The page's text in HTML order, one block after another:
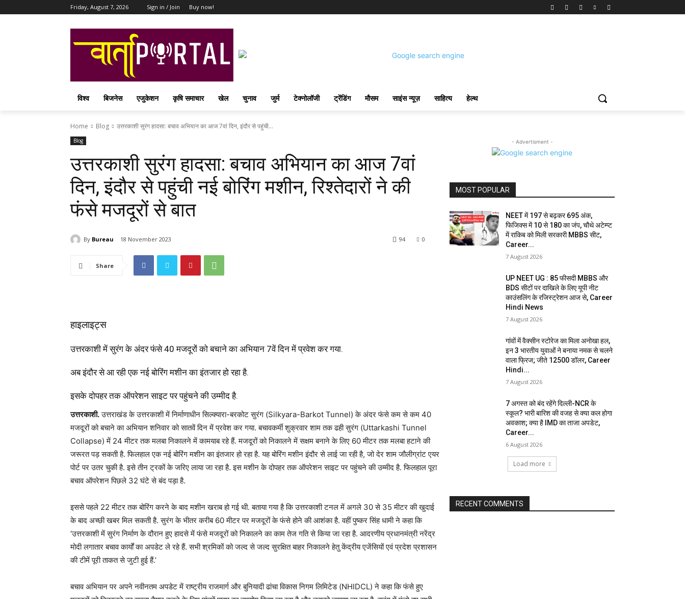
Friday, August 7, 2026 Sign in / Join Buy now!
विश्व बिजनेस एजुकेशन कृषि समाचार खेल चुनाव जुर्म टेक्नोलॉजी ट्रेंडिंग मौसम साइंस न्यूज़ साहित्य हेल्थ
Home Blog उत्तरकाशी सुरंग हादसा: बचाव अभियान का आज 7वां दिन, इंदौर से पहुंची...
Blog
उत्तरकाशी सुरंग हादसा: बचाव अभियान का आज 7वां
दिन, इंदौर से पहुंची नई बोरिंग मशीन, रिश्तेदारों ने की
फंसे मजदूरों से बात
By Bureau 18 November 2023 0
94
Share
हाइलाइट्स
उत्तरकाशी में सुरंग के अंदर फंसे 40 मजदूरों को बचाने का अभियान 7वें दिन में प्रवेश कर गया.
अब इंदौर से आ रही एक नई बोरिंग मशीन का इंतजार हो रहा है.
इसके दोपहर तक ऑपरेशन साइट पर पहुंचने की उम्मीद है.
उत्तरकाशी.उत्तराखंड के उत्तरकाशी में निर्माणाधीन सिल्क्यारा-बरकोट सुरंग (Silkyara-Barkot Tunnel) के अंदर फंसे कम से कम 40
मजदूरों को बचाने का अभियान शनिवार को सातवें दिन में प्रवेश कर गया. बचावकर्मी शुक्रवार शाम तक ढही सुरंग (Uttarkashi Tunnel
Collapse) में 24 मीटर तक मलबा निकालने में कामयाब रहे हैं. मजदूरों को निकालने में सक्षम बनाने के लिए 60 मीटर तक मलबा हटाने की
जरूरत पड़ सकती है. फिलहाल एक नई बोरिंग मशीन का इंतजार हो रहा है. यह बोरिंग मशीन इंदौर से लाई जा रही है, जो देर शाम जौलीग्रांट एयर
पोर्ट पर उतर चुकी है. इसे तीन ट्रकों के जरिए लाया जा रहा है. इस मशीन के दोपहर तक ऑपरेशन साइट पर पहुंचने की उम्मीद है. फिलहाल पूरा
बचाव ऑपरेशन पिछले 32 घंटे से बंद पड़ा है.
इससे पहले 22 मीटर तक बोरिंग करने के बाद मशीन खराब हो गई थी. बताया गया है कि उत्तरकाशी टनल में अगले 30 से 35 मीटर की खुदाई
के बाद अच्छी खबर मिल सकती है. सुरंग के भीतर करीब 60 मीटर पर मजदूरों के फंसे होने की आशंका है. वहीं पुष्कर सिंह धामी ने कहा कि
‘उत्तरकाशी में सुरंग निर्माण के दौरान हुए हादसे में फंसे मजदूरों को निकालने का काम तेज गति से किया जा रहा है. आदरणीय प्रधानमंत्री नरेंद्र
मोदी लगातार बचाव कार्यों का अपडेट ले रहे हैं. सभी श्रमिकों को जल्द से जल्द सुरक्षित बाहर निकालने हेतु केंद्रीय एजेंसियों एवं प्रदेश प्रशासन
की टीमें पूरी ताकत से जुटी हुई हैं.’
बचाव अभियान पर अपने नवीनतम अपडेट में राष्ट्रीय राजमार्ग और बुनियादी ढांचा विकास निगम लिमिटेड (NHIDCL) ने कहा कि फंसे हुए
- Advertisment -
MOST POPULAR
NEET में 197 से बढ़कर 695 अंक,
फिजिक्स में 10 से 180 का जंप, चौथे अटेम्प्ट
में राकिब को मिली सरकारी MBBS सीट,
Career...
7 August 2026
UP NEET UG : 85 फीसदी MBBS और
BDS सीटों पर दाखिले के लिए यूपी नीट
काउंसलिंग के रजिस्ट्रेशन आज से, Career
Hindi News
7 August 2026
गांवों में वैक्सीन स्टोरेज का मिला अनोखा हल,
इन 3 भारतीय युवाओं ने बनाया नमक से चलने
वाला फ्रिज; जीते 12500 डॉलर, Career
Hindi...
7 August 2026
7 अगस्त को बंद रहेंगे दिल्ली-NCR के
स्कूल? भारी बारिश की वजह से क्या कल होगा
अवकाश; क्या है IMD का ताजा अपडेट,
Career...
6 August 2026
Load more
RECENT COMMENTS